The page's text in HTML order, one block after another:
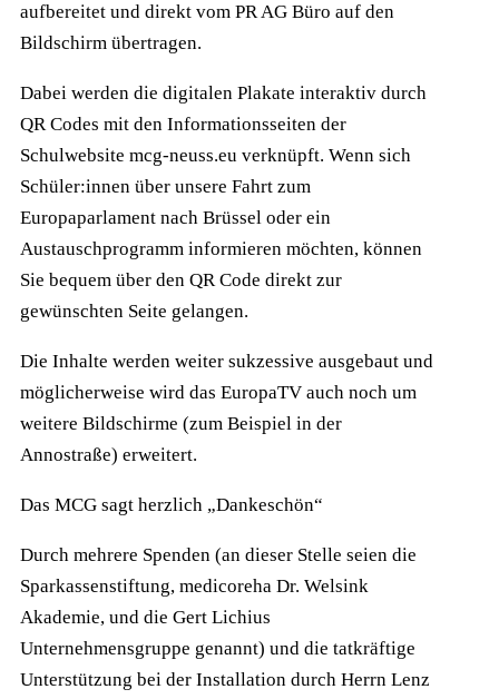
aufbereitet und direkt vom PR AG Büro auf den
Bildschirm übertragen.
Dabei werden die digitalen Plakate interaktiv durch
QR Codes mit den Informationsseiten der
Schulwebsite mcg-neuss.eu verknüpft. Wenn sich
Schüler:innen über unsere Fahrt zum
Europaparlament nach Brüssel oder ein
Austauschprogramm informieren möchten, können
Sie bequem über den QR Code direkt zur
gewünschten Seite gelangen.
Die Inhalte werden weiter sukzessive ausgebaut und
möglicherweise wird das EuropaTV auch noch um
weitere Bildschirme (zum Beispiel in der
Annostraße) erweitert.
Das MCG sagt herzlich „Dankeschön“
Durch mehrere Spenden (an dieser Stelle seien die
Sparkassenstiftung, medicoreha Dr. Welsink
Akademie, und die Gert Lichius
Unternehmensgruppe genannt) und die tatkräftige
Unterstützung bei der Installation durch Herrn Lenz